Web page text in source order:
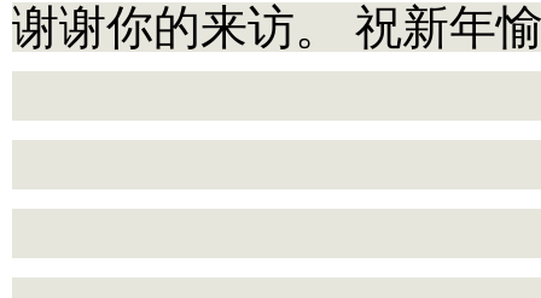
谢谢你的来访。 祝新年